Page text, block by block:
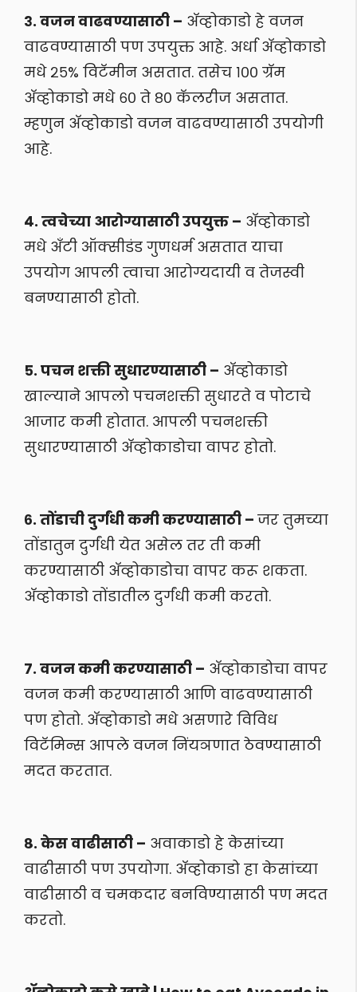
३. वजन वाढवण्यासाठी – अ‍ॅव्होकाडो हे वजन
वाढवण्यासाठी पण उपयुक्त आहे. अर्धा अ‍ॅव्होकाडो
मधे २५% विटॅमीन असतात. तसेच १०० ग्रॅम
अ‍ॅव्होकाडो मधे ६० ते ८० कॅलरीज असतात.
म्हणुन अ‍ॅव्होकाडो वजन वाढवण्यासाठी उपयोगी
आहे.
४. त्वचेच्या आरोग्यासाठी उपयुक्त – अ‍ॅव्होकाडो
मधे अँटी ऑक्सीडंड गुणधर्म असतात याचा
उपयोग आपली त्वाचा आरोग्यदायी व तेजस्वी
बनण्यासाठी होतो.
५. पचन शक्ती सुधारण्यासाठी – अ‍ॅव्होकाडो
खाल्याने आपलो पचनशक्ती सुधारते व पोटाचे
आजार कमी होतात. आपली पचनशक्ती
सुधारण्यासाठी अ‍ॅव्होकाडोचा वापर होतो.
६. तोंडाची दुर्गंधी कमी करण्यासाठी – जर तुमच्या
तोंडातुन दुर्गंधी येत असेल तर ती कमी
करण्यासाठी अ‍ॅव्होकाडोचा वापर करू शकता.
अ‍ॅव्होकाडो तोंडातील दुर्गंधी कमी करतो.
७. वजन कमी करण्यासाठी – अ‍ॅव्होकाडोचा वापर
वजन कमी करण्यासाठी आणि वाढवण्यासाठी
पण होतो. अ‍ॅव्होकाडो मधे असणारे विविध
विटॅमिन्स आपले वजन निंयञणात ठेवण्यासाठी
मदत करतात.
८. केस वाढीसाठी – अवाकाडो हे केसांच्या
वाढीसाठी पण उपयोगा. अ‍ॅव्होकाडो हा केसांच्या
वाढीसाठी व चमकदार बनविण्यासाठी पण मदत
करतो.